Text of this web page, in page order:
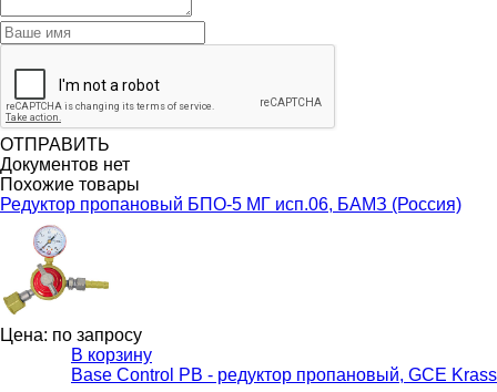
ОТПРАВИТЬ
Документов нет
Похожие товары
Редуктор пропановый БПО-5 МГ исп.06, БАМЗ (Россия)
Цена: по запросу
В корзину
Base Control PB - редуктор пропановый, GCE